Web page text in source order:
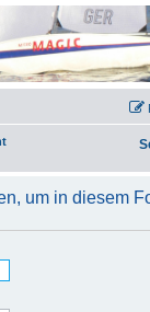
um in diesem